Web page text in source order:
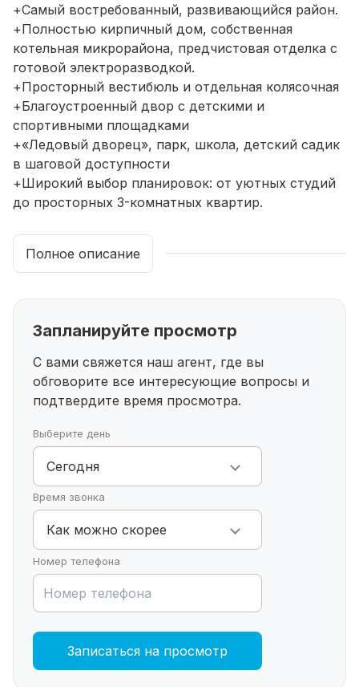
+Самый востребованный, развивающийся район.
+Полностью кирпичный дом, собственная
котельная микрорайона, предчистовая отделка с
готовой электроразводкой.
+Просторный вестибюль и отдельная колясочная
+Благоустроенный двор с детскими и
спортивными площадками
+«Ледовый дворец», парк, школа, детский садик
в шаговой доступности
+Широкий выбор планировок: от уютных студий
до просторных 3-комнатных квартир.
— Стандартная ипотека
— Семейная ипотека (ставка от 6%)
— Рассрочка по договору
наличии квартир и действующих акциях. Мы
поможем подобрать планировку под ваши цели и
бюджет!
Полное описание
Запланируйте просмотр
С вами свяжется наш агент, где вы
обговорите все интересующие вопросы и
подтвердите время просмотра.
Выберите день
Сегодня
Время звонка
Как можно скорее
Номер телефона
Записаться на просмотр